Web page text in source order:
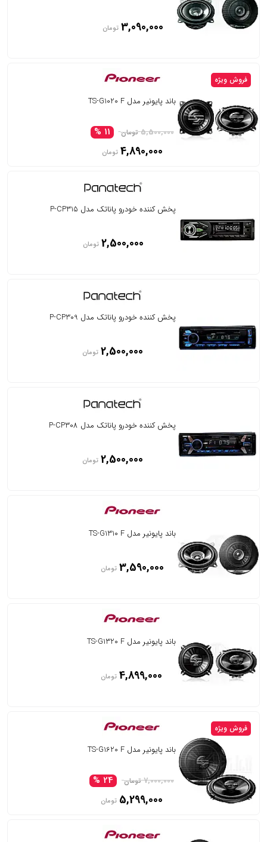
3,090,000 تومان
باند پایونیر مدل TS-G1020 F
5,500,000 تومان 11 %
4,890,000 تومان
فروش ویژه
پخش کننده خودرو پاناتک مدل P-CP315
2,500,000 تومان
پخش کننده خودرو پاناتک مدل P-CP309
2,500,000 تومان
پخش کننده خودرو پاناتک مدل P-CP308
2,500,000 تومان
باند پایونیر مدل TS-G1310 F
3,590,000 تومان
باند پایونیر مدل TS-G1320 F
4,899,000 تومان
باند پایونیر مدل TS-G1620 F
7,000,000 تومان 24 %
5,299,000 تومان
فروش ویژه